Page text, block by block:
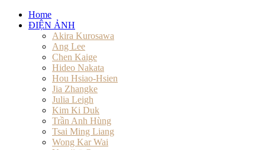
Home
ĐIỆN ẢNH
Akira Kurosawa
Ang Lee
Chen Kaige
Hideo Nakata
Hou Hsiao-Hsien
Jia Zhangke
Julia Leigh
Kim Ki Duk
Trần Anh Hùng
Tsai Ming Liang
Wong Kar Wai